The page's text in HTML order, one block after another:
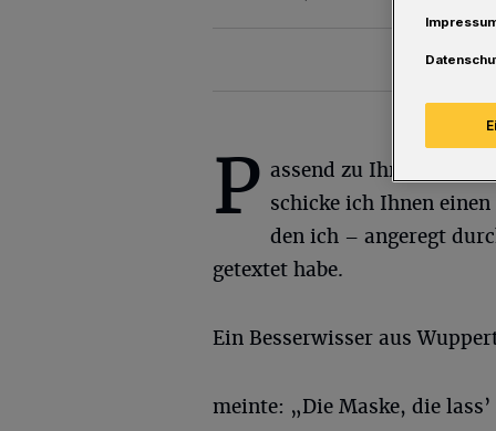
P assend zu Ihrem
schicke ich Ihnen
den ich – angeregt
getextet habe.
Ein Besserwisser aus
meinte: „Die Maske, die